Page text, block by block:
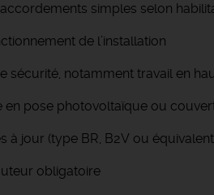
simples selon
de l’installation
sécurité, notamment travail en
en pose photovoltaïque ou
à jour (type BR, B2V ou
obligatoire